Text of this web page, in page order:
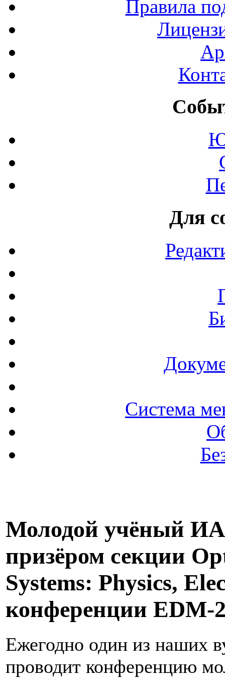
Правила
Для
Система
Молодой учёный
призёром секции
Systems: Physics,
конференции EDM-
Ежегодно один из наших
проводит конференцию